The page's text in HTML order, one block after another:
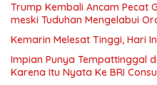
Trump Kembali Ancam Pecat
meski Tuduhan Mengelabui
Kemarin Melesat Tinggi, Hari
Impian Punya Tempattinggal
Karena Itu Nyata Ke BRI